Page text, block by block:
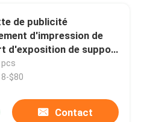
de publicité
d'impression de
d'exposition de support
de salon commercial
$80
Contact